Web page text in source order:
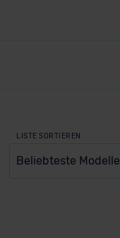
LISTE SORTIEREN
Beliebteste Modelle